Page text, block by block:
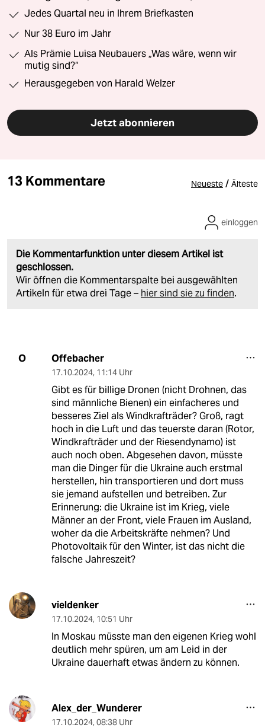
Jedes Quartal neu in Ihrem Briefkasten
Nur 38 Euro im Jahr
Als Prämie Luisa Neubauers „Was wäre, wenn wir
mutig sind?“
Herausgegeben von Harald Welzer
Jetzt abonnieren
13 Kommentare Neueste / Älteste
Die Kommentarfunktion unter diesem Artikel ist
geschlossen.
Wir öffnen die Kommentarspalte bei ausgewählten
Artikeln für etwa drei Tage – hier sind sie zu finden.
einloggen
O Offebacher
17.10.2024, 11:14 Uhr
Gibt es für billige Dronen (nicht Drohnen, das
sind männliche Bienen) ein einfacheres und
besseres Ziel als Windkrafträder? Groß, ragt
hoch in die Luft und das teuerste daran (Rotor,
Windkrafträder und der Riesendynamo) ist
auch noch oben. Abgesehen davon, müsste
man die Dinger für die Ukraine auch erstmal
herstellen, hin transportieren und dort muss
sie jemand aufstellen und betreiben. Zur
Erinnerung: die Ukraine ist im Krieg, viele
Männer an der Front, viele Frauen im Ausland,
woher da die Arbeitskräfte nehmen? Und
Photovoltaik für den Winter, ist das nicht die
falsche Jahreszeit?
vieldenker
17.10.2024, 10:51 Uhr
In Moskau müsste man den eigenen Krieg wohl
deutlich mehr spüren, um am Leid in der
Ukraine dauerhaft etwas ändern zu können.
Alex_der_Wunderer
17.10.2024, 08:38 Uhr